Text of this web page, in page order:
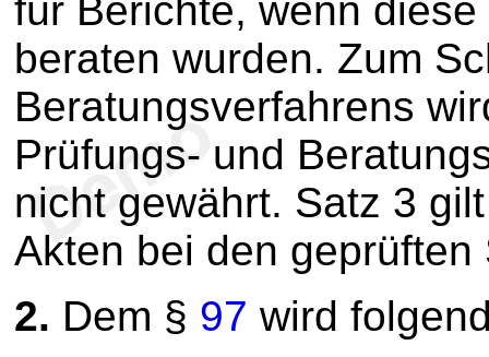
für Berichte, wenn
beraten wurden. Zum
Beratungsverfahrens
Prüfungs- und
nicht gewährt. Satz 3
Akten bei den geprüften
2. Dem § 97 wird